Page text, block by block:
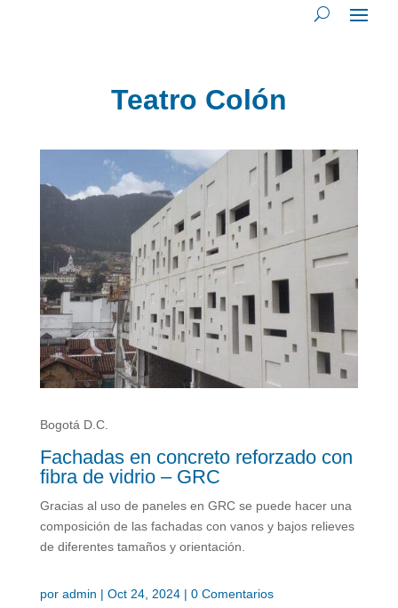
Teatro Colón
Bogotá D.C.
Fachadas en concreto reforzado con
fibra de vidrio – GRC
Gracias al uso de paneles en GRC se puede hacer una
composición de las fachadas con vanos y bajos relieves
de diferentes tamaños y orientación.
por admin | Oct 24, 2024| 0 Comentarios